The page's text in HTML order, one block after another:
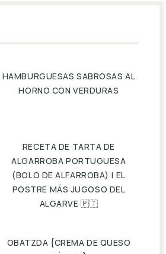
HAMBURGUESAS SABROSAS AL
HORNO CON VERDURAS
RECETA DE TARTA DE
ALGARROBA PORTUGUESA
(BOLO DE ALFARROBA) | EL
POSTRE MÁS JUGOSO DEL
ALGARVE 🇵🇹
OBATZDA {CREMA DE QUESO